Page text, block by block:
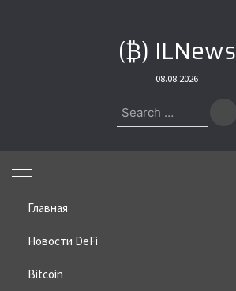
(₿) ILNews
08.08.2026
Search
for:
Главная
Новости DeFi
Bitcoin
Home»Bitcoin